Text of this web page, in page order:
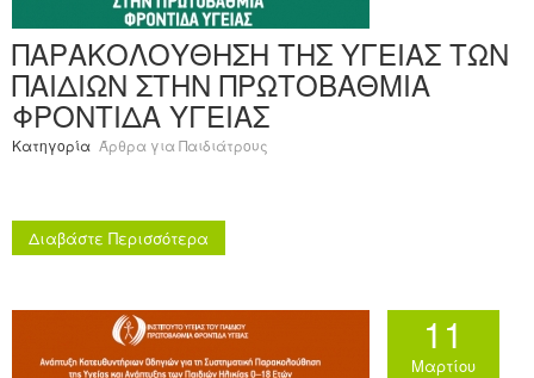
ΠΑΡΑΚΟΛΟΥΘΗΣΗ ΤΗΣ ΥΓΕΙΑΣ ΤΩΝ
ΠΑΙΔΙΩΝ ΣΤΗΝ ΠΡΩΤΟΒΑΘΜΙΑ
ΦΡΟΝΤΙΔΑ ΥΓΕΙΑΣ
Κατηγορία Άρθρα για Παιδιάτρους
Διαβάστε Περισσότερα
11
Μαρτίου